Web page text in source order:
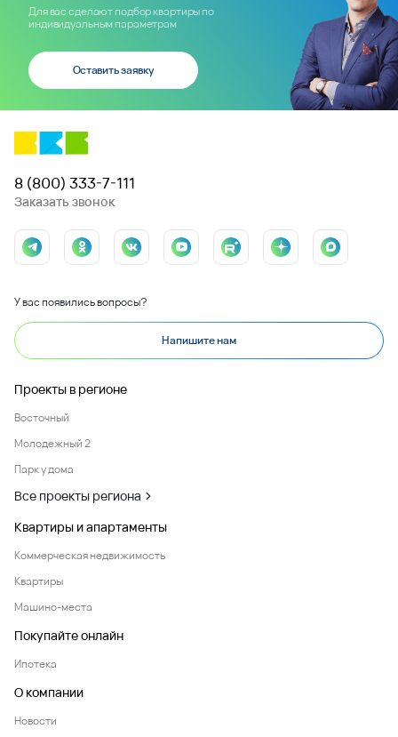
Для вас сделают подбор квартиры по
индивидуальным параметрам
Оставить заявку
8 (800) 333-7-111
Заказать звонок
У вас появились вопросы?
Напишите нам
Проекты в регионе
Восточный
Молодежный 2
Парк у дома
Все проекты региона
Квартиры и апартаменты
Коммерческая недвижимость
Квартиры
Машино-места
Покупайте онлайн
Ипотека
О компании
Новости